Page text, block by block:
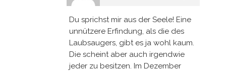
Du sprichst mir aus der Seele! Eine
unnützere Erfindung, als die des
Laubsaugers, gibt es ja wohl kaum.
Die scheint aber auch irgendwie
jeder zu besitzen. Im Dezember